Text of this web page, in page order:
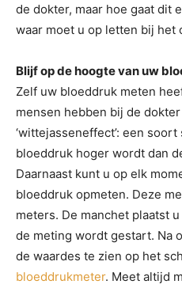
de dokter, maar hoe gaat dit
waar moet u op letten bij het
Blijf op de hoogte van uw
Zelf uw bloeddruk meten
mensen hebben bij de
‘wittejasseneffect’: een
bloeddruk hoger wordt dan
Daarnaast kunt u op elk
bloeddruk opmeten. Deze
meters. De manchet plaatst
de meting wordt gestart. Na
de waardes te zien op het
bloeddrukmeter. Meet altijd